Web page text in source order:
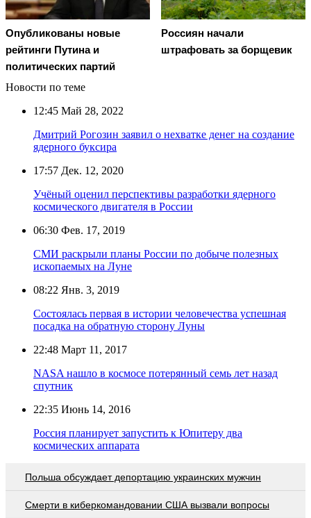
Опубликованы новые
рейтинги Путина и
политических партий
Россиян начали
штрафовать за борщевик
Новости по теме
12:45 Май 28, 2022
Дмитрий Рогозин заявил о нехватке денег на создание
ядерного буксира
17:57 Дек. 12, 2020
Учёный оценил перспективы разработки ядерного
космического двигателя в России
06:30 Фев. 17, 2019
СМИ раскрыли планы России по добыче полезных
ископаемых на Луне
08:22 Янв. 3, 2019
Состоялась первая в истории человечества успешная
посадка на обратную сторону Луны
22:48 Март 11, 2017
NASA нашло в космосе потерянный семь лет назад
спутник
22:35 Июнь 14, 2016
Россия планирует запустить к Юпитеру два
космических аппарата
Польша обсуждает депортацию украинских мужчин
Смерти в киберкомандовании США вызвали вопросы